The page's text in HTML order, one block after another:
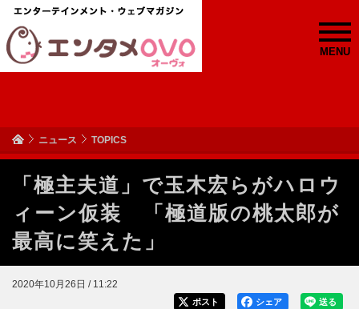
MENU
ニュース TOPICS
「極主夫道」で玉木宏らがハロウ
ィーン仮装 「極道版の桃太郎が
最高に笑えた」
2020年10月26日 / 11:22
送る
シェア
ポスト